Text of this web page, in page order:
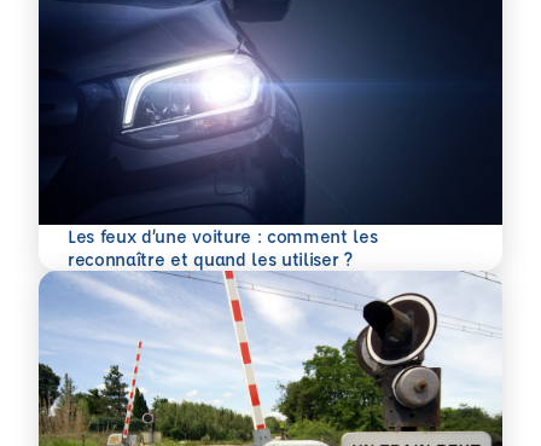
Les feux d’une voiture : comment les
reconnaître et quand les utiliser ?
En savoir plus